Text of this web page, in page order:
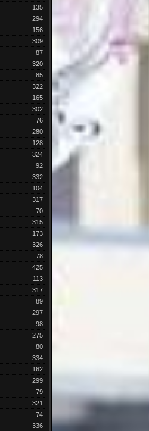
135
294
156
309
87
320
85
322
165
302
76
280
128
324
92
332
104
317
70
315
173
326
78
425
113
317
89
297
98
275
80
334
162
299
79
321
74
336